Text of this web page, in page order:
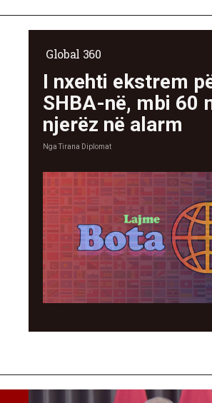
Global 360
I nxehti ekstrem
SHBA-në, mbi 60
njerëz në alarm
NgaTirana Diplomat